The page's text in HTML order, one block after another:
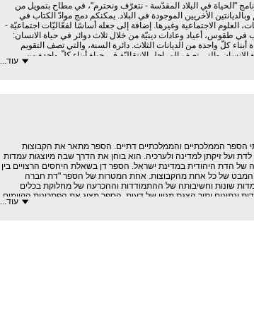
"الحياة في البلاد المقدّسة - نتعرّف ونحترم"، في مطاح بتمويل من
وبالديانتين الأخريين الموجودة في البلاد. يمكنكم دمج موادّ الكتاب في
العلوم الاجتماعية وغيرها. إضافة إلى جعله أساسًا لفعّاليّات اجتماعيّة -
في طقوس، أعياد وعادات دينيّة من خلال ثلاث دوائر في حياة الانسان:
كلّ واحدة من الديانات الثلاث. دائرة السنة، والتي تصف التقويم
الانسان والتي تصف المراحل الانتقاليّة في حياة أبناء كلّ واحدة من
עוד...
הספר הממלכתיים והממלכתיים דתיים. הספר מתאר את הקבוצות
ועל זיקתן למדינה ולערכיה. הוא בוחן את הדרך שבה מיוצגות עמדות
הדת היהודית במדינת ישראל. הספר דן בשאלת היחסים הרצויים בין
המבט של כל אחת מהקבוצות. אחת המטרות של הספר "דת חברה
שונות וחשיבותה של ההתמודדות וההכרעה של מחלוקת בכלים
ונתונים ותוך הצגת מגוון של דעות. הספר מציג את הפתרונות הקיימים
עוד...